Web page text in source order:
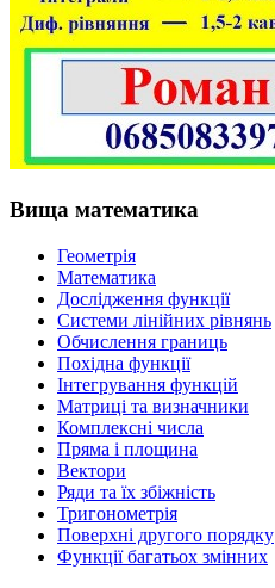
Вища математика
Геометрія
Математика
Дослідження функції
Системи лінійних рівнянь
Обчислення границь
Похідна функції
Інтегрування функцій
Матриці та визначники
Комплексні числа
Пряма і площина
Вектори
Ряди та їх збіжність
Тригонометрія
Поверхні другого порядку
Функції багатьох змінних